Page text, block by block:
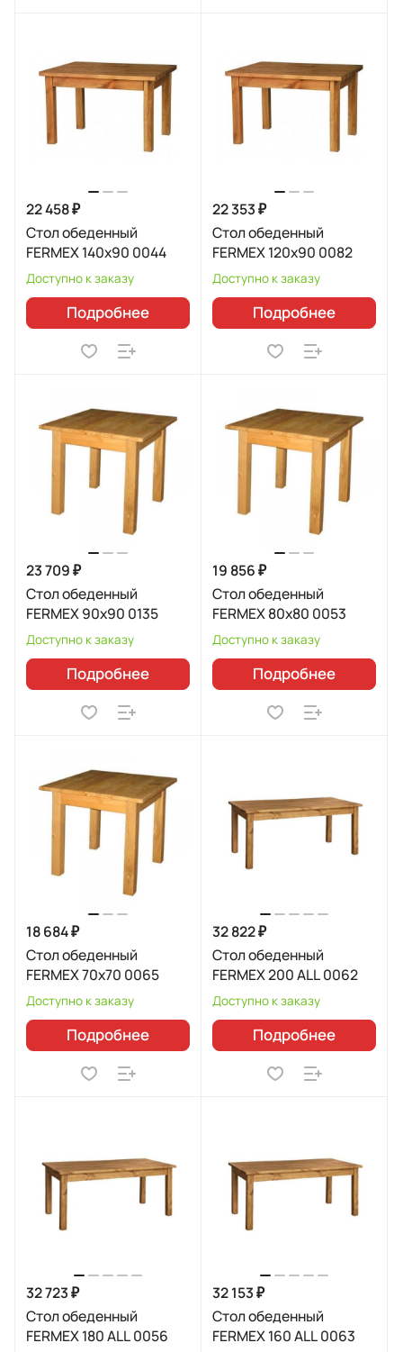
22 458 ₽
Стол обеденный
FERMEX 140x90 0044
Доступно к заказу
Подробнее
22 353 ₽
Стол обеденный
FERMEX 120x90 0082
Доступно к заказу
Подробнее
23 709 ₽
Стол обеденный
FERMEX 90x90 0135
Доступно к заказу
Подробнее
19 856 ₽
Стол обеденный
FERMEX 80x80 0053
Доступно к заказу
Подробнее
18 684 ₽
Стол обеденный
FERMEX 70x70 0065
Доступно к заказу
Подробнее
32 822 ₽
Стол обеденный
FERMEX 200 ALL 0062
Доступно к заказу
Подробнее
32 723 ₽
Стол обеденный
FERMEX 180 ALL 0056
32 153 ₽
Стол обеденный
FERMEX 160 ALL 0063